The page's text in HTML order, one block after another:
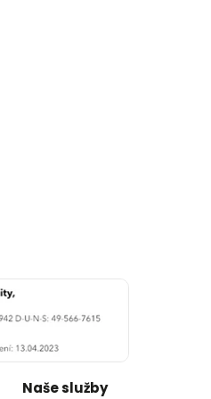
Naše služby